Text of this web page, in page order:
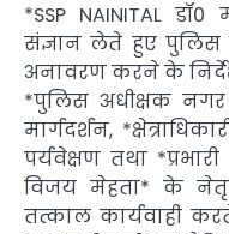
*SSP NAINITAL
संज्ञान लेते हुए पुलिस
अनावरण करने के
*पुलिस अधीक्षक
मार्गदर्शन,
पर्यवेक्षण तथा
विजय मेहता* के
तत्काल कार्यवाही